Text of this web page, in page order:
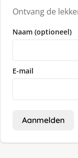
Ontvang de
Naam (optioneel)
E-mail
Aanmelden